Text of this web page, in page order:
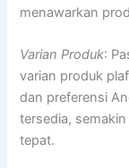
menawarkan
Varian Produk:
varian produk
dan preferensi
tersedia,
tepat.